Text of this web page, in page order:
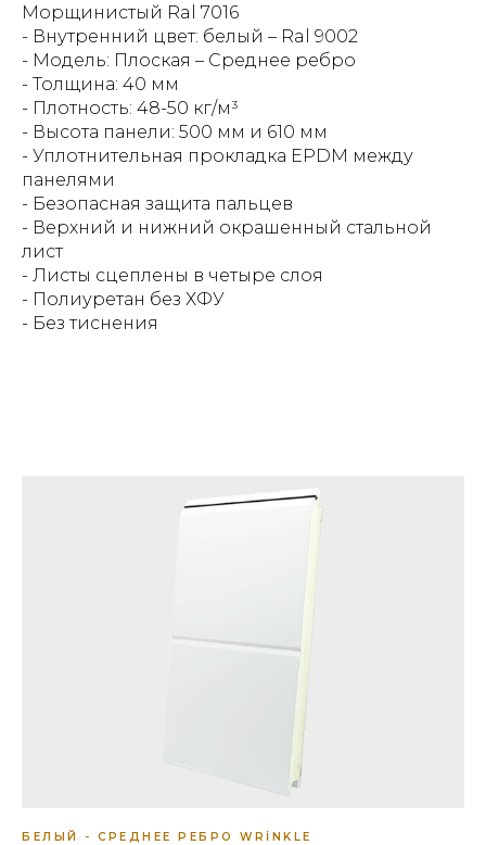
Морщинистый Ral 7016
- Внутренний цвет: белый – Ral 9002
- Модель: Плоская – Среднее ребро
- Толщина: 40 мм
- Плотность: 48-50 кг/м³
- Высота панели: 500 мм и 610 мм
- Уплотнительная прокладка EPDM между
панелями
- Безопасная защита пальцев
- Верхний и нижний окрашенный стальной
лист
- Листы сцеплены в четыре слоя
- Полиуретан без ХФУ
- Без тиснения
БЕЛЫЙ - СРЕДНЕЕ РЕБРО WRİNKLE